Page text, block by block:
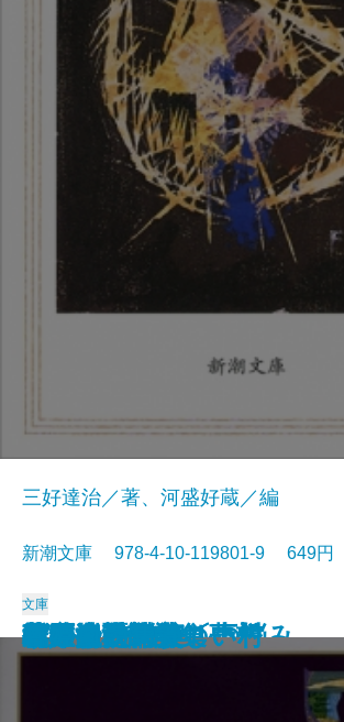
孤独な散歩者の夢想
ゲーテ詩集
脂肪の塊・テリエ館
パルムの僧院〔下〕
巴里の憂鬱
若きウェルテルの悩み
ハイネ詩集
女の一生
パルムの僧院〔上〕
三好達治詩集
三好達治／著、河盛好蔵／編
新潮文庫 978-4-10-119801-9 649円
文庫
バイロン詩集
春琴抄
風立ちぬ・美しい村
ヴィヨンの妻
北原白秋詩集
萩原朔太郎詩集
ヘッセ詩集
春の嵐
椿姫
春